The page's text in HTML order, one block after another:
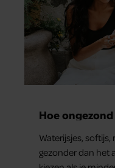
Hoe
Waterijsjes,
gezonder dan het